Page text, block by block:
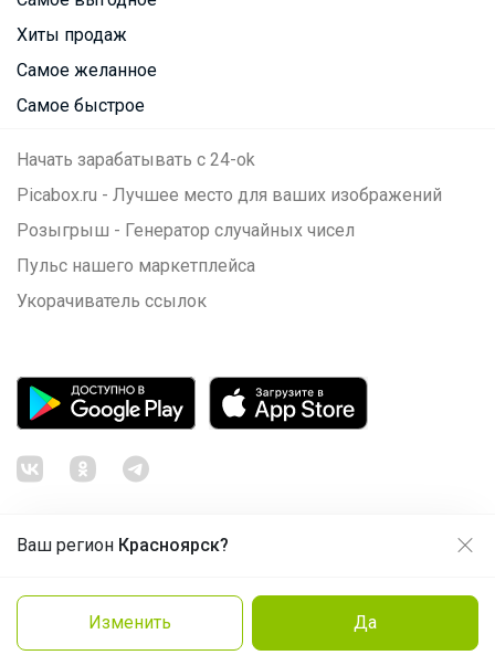
Ваш регион Красноярск?
Изменить Да
Хиты продаж
Самое желанное
Самое быстрое
Начать зарабатывать с 24-ok
Picabox.ru - Лучшее место для ваших изображений
Розыгрыш - Генератор случайных чисел
Пульс нашего маркетплейса
Укорачиватель ссылок
Политика конфиденциальности
Cоглашение пользователя
Продолжая использовать этот сайт и нажимая кнопку
Принять